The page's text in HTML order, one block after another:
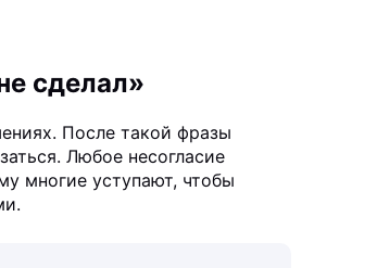
сделал»
После такой фразы
Любое несогласие
многие уступают, чтобы